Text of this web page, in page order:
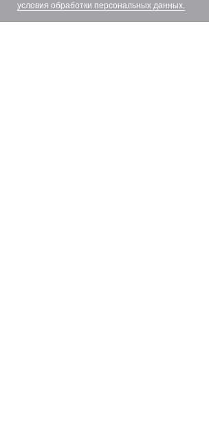
условия обработки персональных данных.